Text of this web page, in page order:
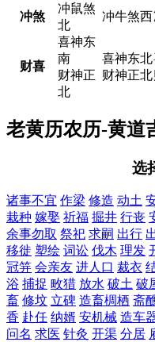
冲煞
冲鼠煞
北
冲牛煞西
财喜
喜神东
南
财神正
北
喜神东北
财神正北
老黄历农历-黄道
选
诸事不宜 作梁 修造 动土
栽种 嫁娶 祈福 掘井 行丧
余事勿取 祭祀 求嗣 出行
移徙 塑绘 词讼 伐木 理发
冠笄 会亲友 进人口 裁衣
浴 捕捉 畋猎 放水 破土 破
畜 修坟 立碑 造畜椆栖 斋
香 赴任 纳婿 安机械 造车
问名 求医 针灸 开渠 分居